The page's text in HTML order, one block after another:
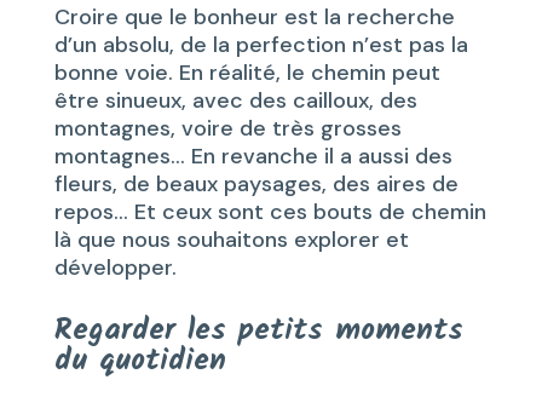
Croire que le bonheur est la recherche
d’un absolu, de la perfection n’est pas la
bonne voie. En réalité, le chemin peut
être sinueux, avec des cailloux, des
montagnes, voire de très grosses
montagnes… En revanche il a aussi des
fleurs, de beaux paysages, des aires de
repos… Et ceux sont ces bouts de chemin
là que nous souhaitons explorer et
développer.
Regarder les petits moments
du quotidien